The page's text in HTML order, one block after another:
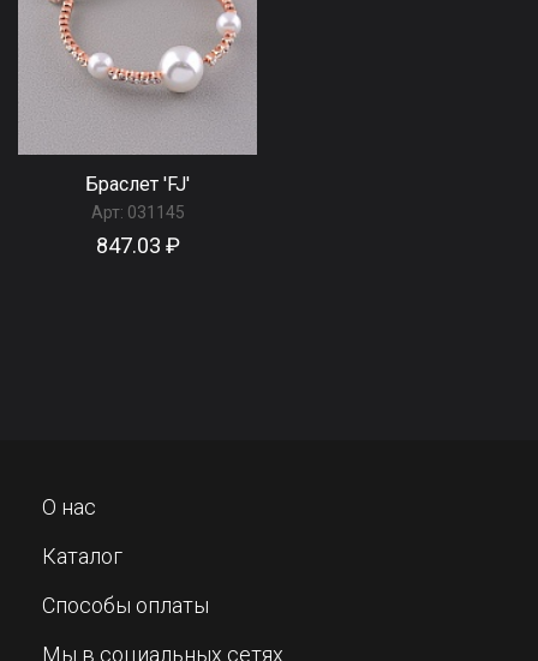
Браслет 'FJ'
Арт: 031145
847.03 ₽
О нас
Каталог
Способы оплаты
Мы в социальных сетях